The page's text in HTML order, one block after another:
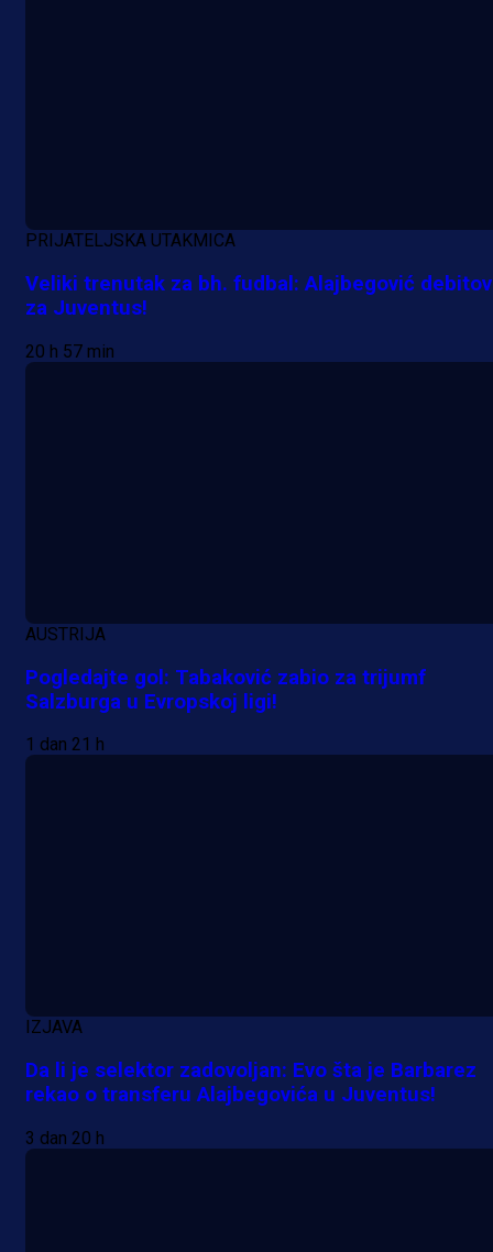
Bez pobjednika u Mostaru:
prvenstva!
13 h 12 sekunda
PRIJATELJSKA UTAKMICA
Veliki trenutak za bh. fudbal: Alajbegović
za Juventus!
20 h 57 min
AUSTRIJA
Pogledajte gol: Tabaković zabio za trijumf
Salzburga u Evropskoj ligi!
1 dan 21 h
IZJAVA
Da li je selektor zadovoljan: Evo šta je Barbarez
rekao o transferu Alajbegovića u Juventus!
3 dan 20 h